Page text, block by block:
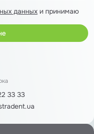
данных и принимаю
33 33